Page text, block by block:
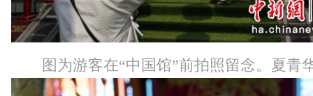
图为游客在“中国馆”前拍照留念。夏青